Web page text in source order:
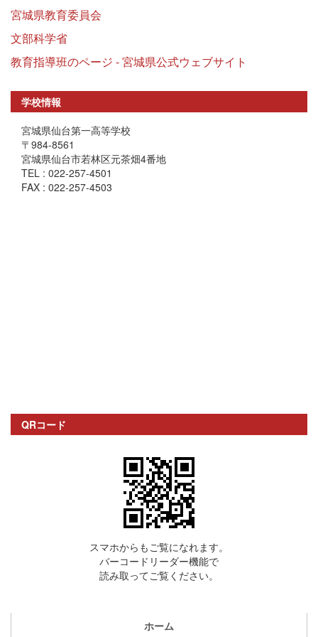
宮城県教育委員会
文部科学省
教育指導班のページ - 宮城県公式ウェブサイト
学校情報
宮城県仙台第一高等学校
〒984-8561
宮城県仙台市若林区元茶畑4番地
TEL : 022-257-4501
FAX : 022-257-4503
QRコード
スマホからもご覧になれます。
バーコードリーダー機能で
読み取ってご覧ください。
ホーム